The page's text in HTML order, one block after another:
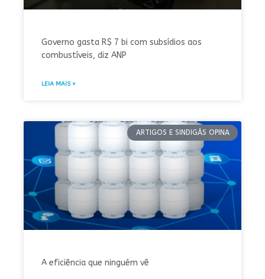
Governo gasta R$ 7 bi com subsídios aos
combustíveis, diz ANP
LEIA MAIS »
ARTIGOS E SINDIGÁS OPINA
A eficiência que ninguém vê